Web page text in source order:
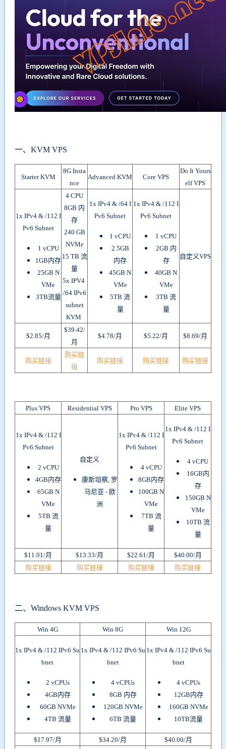
一、KVM VPS
Starter KVM
8G Insta
nce
Advanced KVM Core VPS
Do It Yours
elf VPS
1x IPv4 & /112 I
Pv6 Subnet
1 vCPU
1GB内存
25GB N
VMe
3TB流量
4 CPU
8GB 内
存
240 GB
NVMe
15 TB 流
量
5x IPV4
/64 IPv6
subnet
KVM
1x IPv4 & /64 I
Pv6 Subnet
1 vCPU
2.5GB
内存
45GB N
VMe
5TB 流
量
1x IPv4 & /112 I
Pv6 Subnet
1 vCPU
2GB 内
存
40GB N
VMe
3TB 流
量
自定义VPS
$2.85/月
$39.42/
月
$4.78/月 $5.22/月 $8.69/月
购买链接
购买链
接
购买链接 购买链接 购买链接
Plus VPS Residential VPS Pro VPS Elite VPS
1x IPv4 & /112 I
Pv6 Subnet
2 vCPU
4GB内存
65GB N
VMe
5TB 流
量
自定义
康斯坦察, 罗
马尼亚 - 欧
洲
1x IPv4 & /112 I
Pv6 Subnet
4 vCPU
8GB内存
100GB N
VMe
7TB 流
量
1x IPv4 & /112 I
Pv6 Subnet
4 vCPU
16GB内
存
150GB N
VMe
10TB 流
量
$11.01/月 $13.33/月 $22.61/月
$40.00/月
购买链接
购买链接 购买链接 购买链接
二、 Windows KVM VPS
Win 4G Win 8G Win 12G
1x IPv4 & /112 IPv6 Su
bnet
2 vCPUs
4GB内存
60GB NVMe
4TB 流量
1x IPv4 & /112 IPv6 Su
bnet
4 vCPUs
8GB 内存
120GB NVMe
6TB 流量
1x IPv4 & /112 IPv6 Su
bnet
4 vCPUs
12GB内存
160GB NVMe
10TB流量
$17.97/月 $34.20/月
$40.00/月